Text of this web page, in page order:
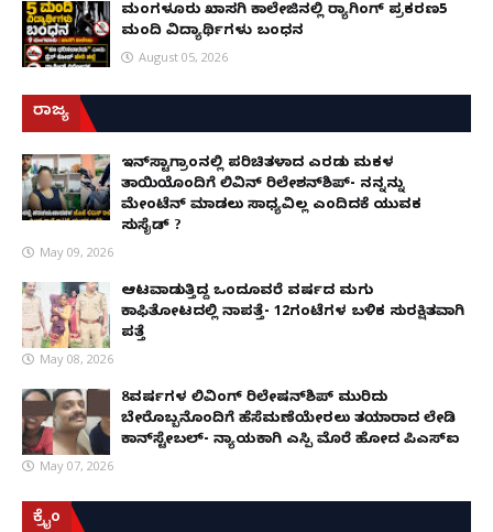
ಮಂಗಳೂರು ಖಾಸಗಿ ಕಾಲೇಜಿನಲ್ಲಿ ರ‌್ಯಾಗಿಂಗ್ ಪ್ರಕರಣ5
ಮಂದಿ ವಿದ್ಯಾರ್ಥಿಗಳು ಬಂಧನ
August 05, 2026
ರಾಜ್ಯ
ಇನ್​ಸ್ಟಾಗ್ರಾಂನಲ್ಲಿ ಪರಿಚಿತಳಾದ ಎರಡು ಮಕ್ಕಳ
ತಾಯಿಯೊಂದಿಗೆ ಲಿವಿನ್ ರಿಲೇಶನ್​ಶಿಪ್- ನನ್ನನ್ನು
ಮೇಂಟೆನ್ ಮಾಡಲು ಸಾಧ್ಯವಿಲ್ಲ ಎಂದಿದಕ್ಕೆ ಯುವಕ
ಸುಸೈಡ್ ?
May 09, 2026
ಆಟವಾಡುತ್ತಿದ್ದ ಒಂದೂವರೆ ವರ್ಷದ ಮಗು
ಕಾಫಿತೋಟದಲ್ಲಿ ನಾಪತ್ತೆ- 12ಗಂಟೆಗಳ ಬಳಿಕ ಸುರಕ್ಷಿತವಾಗಿ
ಪತ್ತೆ
May 08, 2026
8ವರ್ಷಗಳ ಲಿವಿಂಗ್‌ ರಿಲೇಷನ್‌ಶಿಪ್ ಮುರಿದು
ಬೇರೊಬ್ಬನೊಂದಿಗೆ ಹೆಸೆಮಣೆಯೇರಲು ತಯಾರಾದ ಲೇಡಿ
ಕಾನ್‌ಸ್ಟೇಬಲ್- ನ್ಯಾಯಕ್ಕಾಗಿ ಎಸ್ಪಿ ಮೊರೆ ಹೋದ ಪಿಎಸ್ಐ
May 07, 2026
ಕ್ರೈಂ